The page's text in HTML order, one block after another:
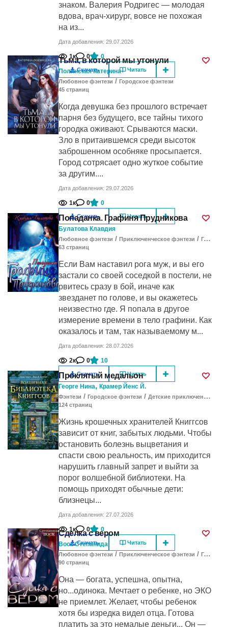
знаком. Валерия Родригес — молодая
вдова, врач-хирург, вовсе не похожая
на из...
Дата добавления: 29.07.2026
1к 0 0
Скачать Читать
Тьма, в которой мы утонули
Полянская Катерина
Любовное фэнтези / Городское фэнтези
45 cтраниц
Когда девушка без прошлого встречает
парня без будущего, все тайны тихого
городка оживают. Срываются маски.
Зло в притаившемся среди высоток
заброшенном особняке просыпается.
Город сотрясает одно жуткое событие
за другим....
Дата добавления: 29.07.2026
1к 0 0
Скачать Читать
Попаданка. Графиня Прудникова
Булатова Клавдия
Любовное фэнтези / Приключенческое фэнтези / Городское фэнтези
63 cтраниц
Если Вам наставил рога муж, и вы его
застали со своей соседкой в постели, не
рвитесь сразу в бой, иначе как
звезданет по голове, и вы окажетесь
неизвестно где. Я попала в другое
измерение времени в тело графини. Как
оказалось и там, так называемому м...
Дата добавления: 28.07.2026
2к 0 10
Скачать Читать
Проклятый медальон
Георге Нина, Крамер Йенс Й.
Фэнтези / Городское фэнтези / Детские приключения
124 cтраниц
Жизнь крошечных хранителей Книггсов
зависит от книг, забытых людьми. Чтобы
остановить болезнь выцветания и
спасти свою реальность, им приходится
нарушить главный запрет и выйти за
порог волшебной библиотеки. На
помощь приходят обычные дети:
близнецы...
Дата добавления: 27.07.2026
1к 0 0
Скачать Читать
Сделка с вером
Воск Степанида
Любовное фэнтези / Приключенческое фэнтези / Городское фэнтези
90 cтраниц
Она — богата, успешна, опытна,
но...одинока. Мечтает о ребенке, но ЭКО
не приемлет. Желает, чтобы ребенок
хотя бы изредка видел отца. Готова
платить за это немалые деньги... Он —